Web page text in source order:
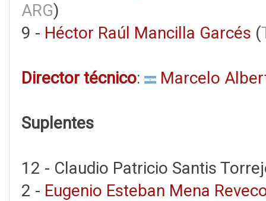
ARG)
9 - Héctor Raúl Mancilla Garcés (
Director técnico: Marcelo
Suplentes
12 - Claudio Patricio Santis
2 - Eugenio Esteban Mena